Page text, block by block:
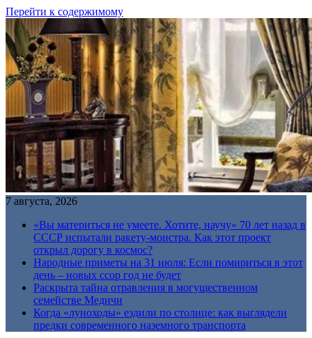
Перейти к содержимому
7 августа, 2026
«Вы материться не умеете. Хотите, научу» 70 лет назад в
СССР испытали ракету-монстра. Как этот проект
открыл дорогу в космос?
Народные приметы на 31 июля: Если помириться в этот
день – новых ссор год не будет
Раскрыта тайна отравления в могущественном
семействе Медичи
Когда «луноходы» ездили по столице: как выглядели
предки современного наземного транспорта